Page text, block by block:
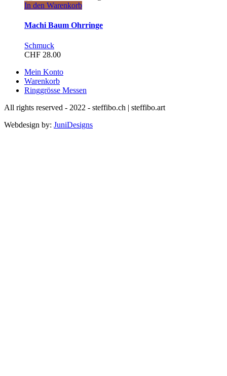
In den Warenkorb
Machi Baum Ohrringe
Schmuck
CHF 28.00
Mein Konto
Warenkorb
Ringgrösse Messen
All rights reserved - 2022 - steffibo.ch | steffibo.art
Webdesign by: JuniDesigns